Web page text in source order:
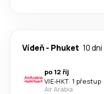
Vídeň- Phuket 10 dni
po 12 říj
VIE-HKT· 1 přestup
Air Arabia